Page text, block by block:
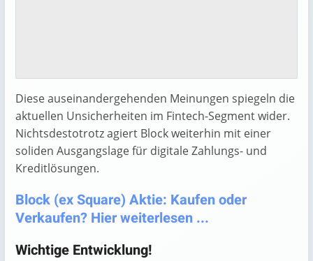
Diese auseinandergehenden Meinungen spiegeln die
aktuellen Unsicherheiten im Fintech-Segment wider.
Nichtsdestotrotz agiert Block weiterhin mit einer
soliden Ausgangslage für digitale Zahlungs- und
Kreditlösungen.
Block (ex Square) Aktie: Kaufen oder
Verkaufen? Hier weiterlesen ...
Wichtige Entwicklung!